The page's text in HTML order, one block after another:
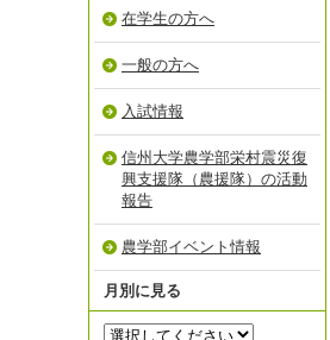
在学生の方へ
一般の方へ
入試情報
信州大学農学部栄村震災復
興支援隊（農援隊）の活動
報告
農学部イベント情報
月別に見る